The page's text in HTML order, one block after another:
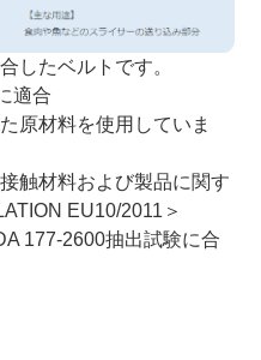
したベルトです。
適合
原材料を使用していま
触材料および製品に関す
EU10/2011＞
177-2600抽出試験に合